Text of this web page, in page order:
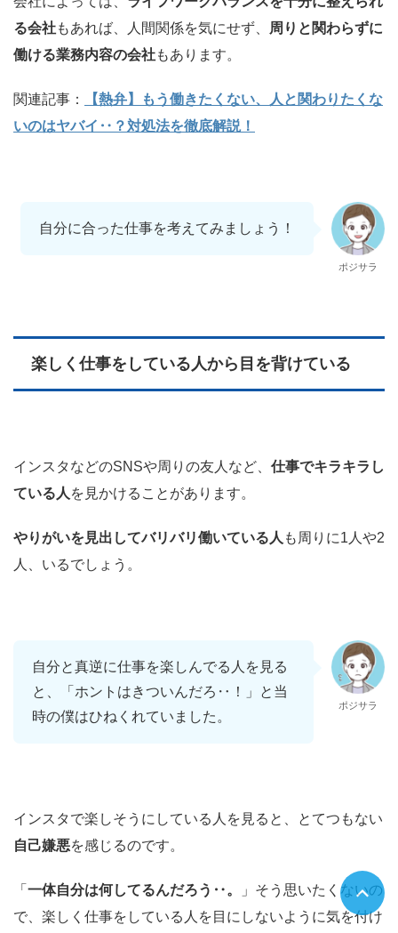
る会社もあれば、人間関係を気にせず、
周りと関わらずに
働ける業務内容の会社もあります。
関連記事：
【熱弁】もう働きたくない、人と関わりたくな
いのはヤバイ‥？対処法を徹底解説！
自分に合った仕事を考えてみましょう！
ポジサラ
楽しく仕事をしている人から目を背けている
インスタなどのSNSや周りの友人など、 仕事でキラキラし
ている人 を見かけることがあります。
やりがいを見出してバリバリ働いている人 も周りに1人や2
人、いるでしょう。
自分と真逆に仕事を楽しんでる人を見る
と、「ホントはきついんだろ‥！」と当
時の僕はひねくれていました。
ポジサラ
インスタで楽しそうにしている人を見ると、とてつもない
自己嫌悪を感じるのです。
「 一体自分は何してるんだろう‥。
」そう思いたくないの
で、楽しく仕事をしている人を目にしないように気を付け